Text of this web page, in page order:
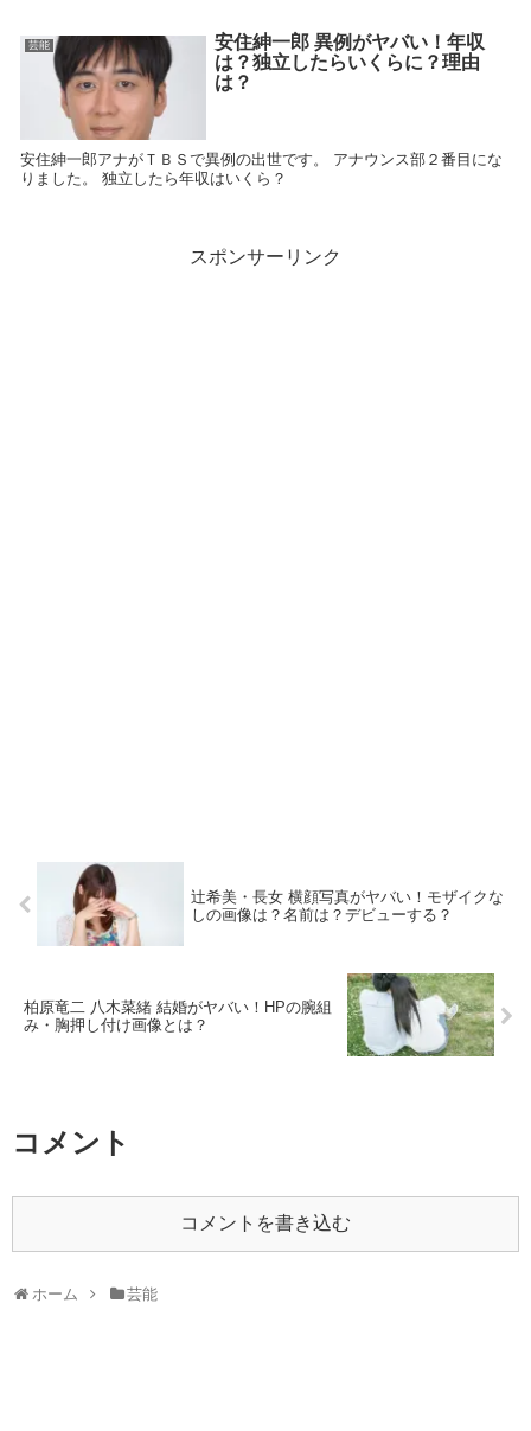
芸能
安住紳一郎 異例がヤバい！年収
は？独立したらいくらに？理由
は？
安住紳一郎アナがＴＢＳで異例の出世です。 アナウンス部２番目にな
りました。 独立したら年収はいくら？
スポンサーリンク
辻希美・長女 横顔写真がヤバい！モザイクな
しの画像は？名前は？デビューする？
柏原竜二 八木菜緒 結婚がヤバい！HPの腕組
み・胸押し付け画像とは？
コメント
コメントを書き込む
ホーム 芸能